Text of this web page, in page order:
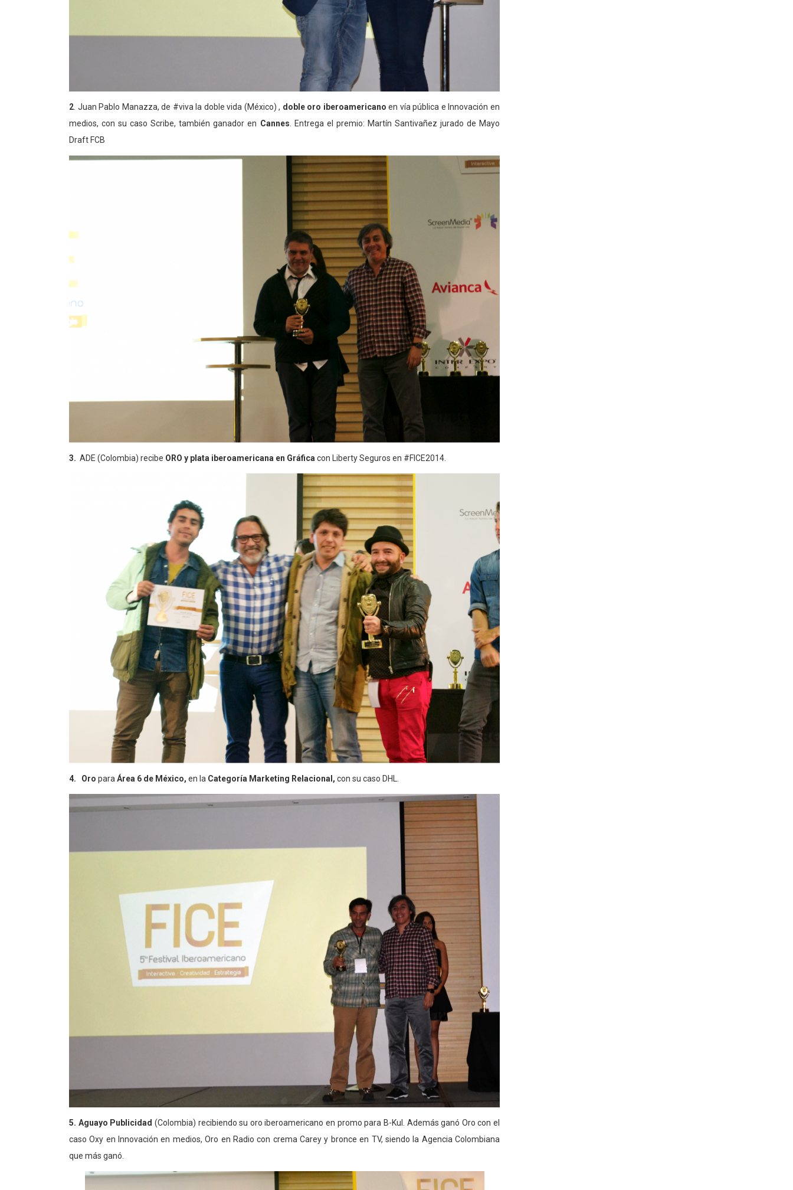
2 . Juan Pablo Manazza, de #viva la doble vida (México) , doble oro iberoamericano en vía pública e Innovación en
medios, con su caso Scribe, también ganador en Cannes . Entrega el premio: Martín Santivañez jurado de Mayo
Draft FCB
3. ADE (Colombia) recibe ORO y plata iberoamericana en Gráfica con Liberty Seguros en #FICE2014.
4. Oro paraÁrea 6 de México, en la Categoría Marketing Relacional, con su caso DHL.
5. Aguayo Publicidad (Colombia) recibiendo su oro iberoamericano en promo para B-Kul. Además ganó Oro con el
caso Oxy en Innovación en medios, Oro en Radio con crema Carey y bronce en TV, siendo la Agencia Colombiana
que más ganó.